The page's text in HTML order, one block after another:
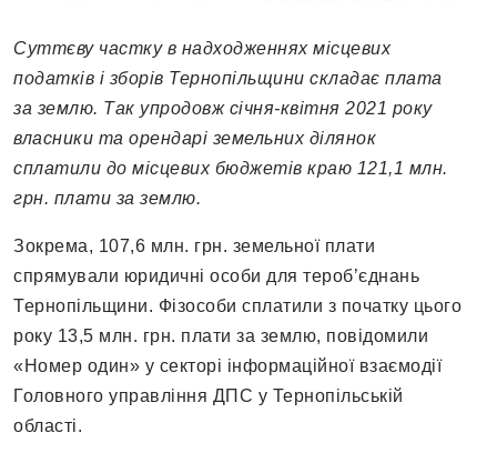
Суттєву частку в надходженнях місцевих
податків і зборів Тернопільщини складає плата
за землю. Так упродовж січня-квітня 2021 року
власники та орендарі земельних ділянок
сплатили до місцевих бюджетів краю 121,1 млн.
грн. плати за землю.
Зокрема, 107,6 млн. грн. земельної плати
спрямували юридичні особи для тероб’єднань
Тернопільщини. Фізособи сплатили з початку цього
року 13,5 млн. грн. плати за землю, повідомили
«Номер один» у секторі інформаційної взаємодії
Головного управління ДПС у Тернопільській
області.